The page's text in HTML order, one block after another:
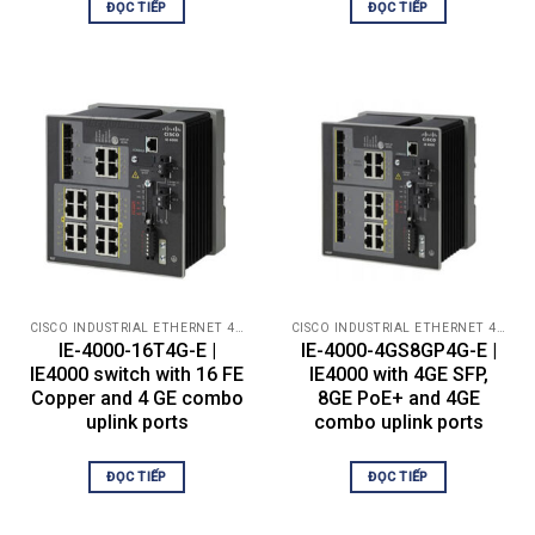
IGMP
Số lượng
VLAN
1.000
IPv4 MAC
bảo mật ACE
1.000 với Mẫu TCAM mặc định
Bản dịch
Hai chiều, 128 mục nhập dịch NAT mạng con
duy nhất, có thể mở rộng đến hàng chục nghìn
mục nhập đã dịch nếu được thiết kế đúng
cách
CÂU HỎI LIÊN QUAN ĐẾN CISCO INDUSTRIAL IE-
ĐỌC TIẾP ĐỌC TIẾP
IE-4000-16T4G-E |
IE4000 switch with 16 FE
Copper and 4 GE combo
uplink ports
ĐỌC TIẾP
IE-4000-4GS8GP4G-E |
IE4000 with 4GE SFP,
8GE PoE+ and 4GE
combo uplink ports
ĐỌC TIẾP